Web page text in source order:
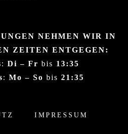
NEHMEN WIR IN
ZEITEN ENTGEGEN:
: Di – Fr bis 13:35
: Mo – So bis 21:35
IMPRESSUM